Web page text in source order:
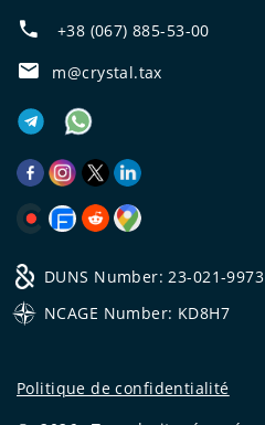
+38 (067) 885-53-00
m@crystal.tax
DUNS Number: 23-021-9973
NCAGE Number: KD8H7
Politique de confidentialité